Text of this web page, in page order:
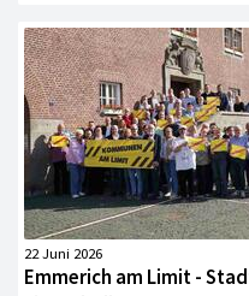
22 Juni 2026
Emmerich am Limit -